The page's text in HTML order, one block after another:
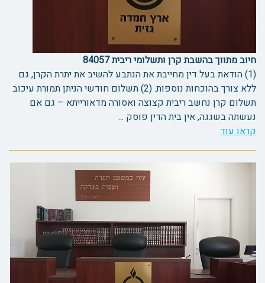
חיוב מתווך בהשבת קרן ותשלומי ריבית 84057
(1) הודאת בעל דין מחייבת את הנתבע להשיב את יתרת הקרן, גם
ללא צורך בהוכחות נוספות. (2) תשלום חודשי הניתן תמורת עיכוב
תשלום קרן נחשב ריבית קצוצה ואסורה מדאורייתא – גם אם
נעשתה בשגגה, אין בית הדין פוסק ...
קראו עוד